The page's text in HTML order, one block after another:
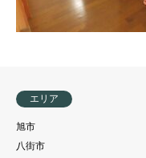
エリア
旭市
八街市